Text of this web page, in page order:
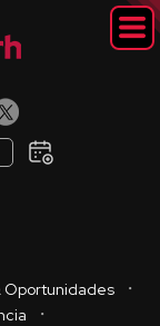
Oportunidades
・
・